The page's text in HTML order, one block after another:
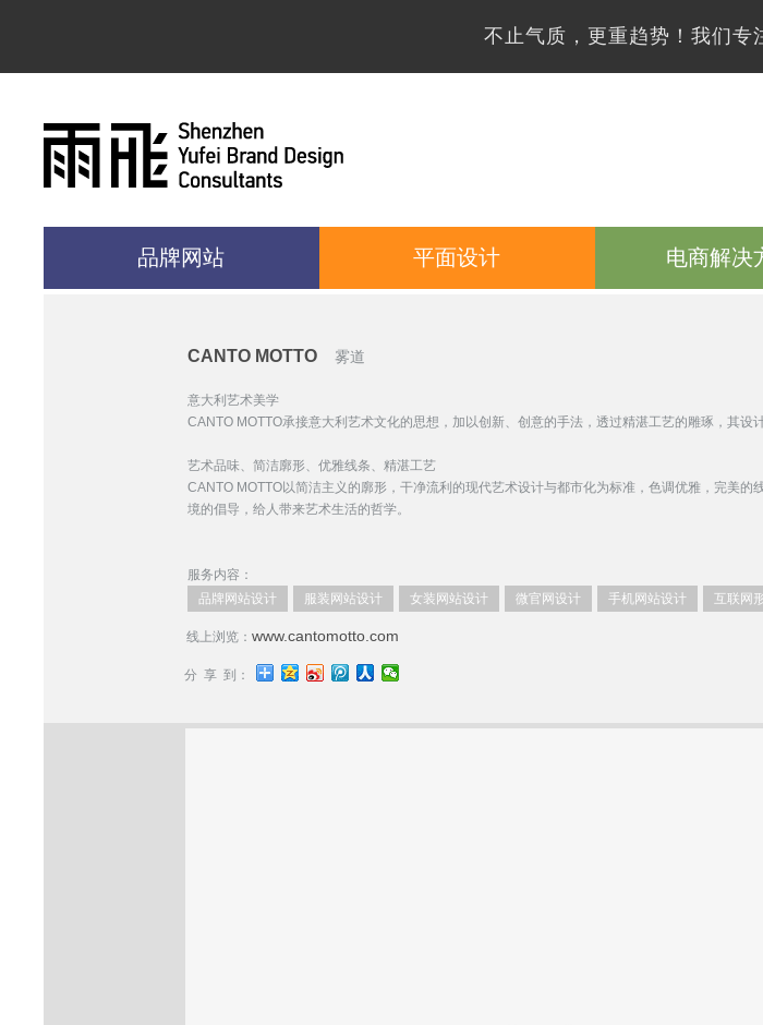
不止气质，更重趋势！我们专
品牌网站 平面设计 电商解决
CANTO MOTTO 雾道
意大利艺术美学
CANTO MOTTO承接意大利艺术文化的思想，加以创新、创意的手法，透过精湛工艺的雕琢，其
艺术品味、简洁廓形、优雅线条、精湛工艺
CANTO MOTTO以简洁主义的廓形，干净流利的现代艺术设计与都市化为标准，色调优雅，完美
境的倡导，给人带来艺术生活的哲学。
服务内容：
品牌网站设计
服装网站设计 女装网站设计 微官网设计 手机网站设计 互联网
线上浏览： www.cantomotto.com
分 享 到：